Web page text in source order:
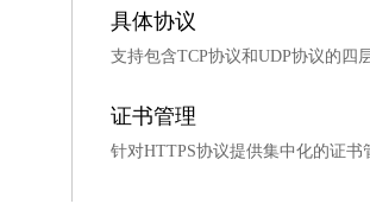
具体协议
支持包含TCP协议和UDP协议的四
证书管理
针对HTTPS协议提供集中化的证